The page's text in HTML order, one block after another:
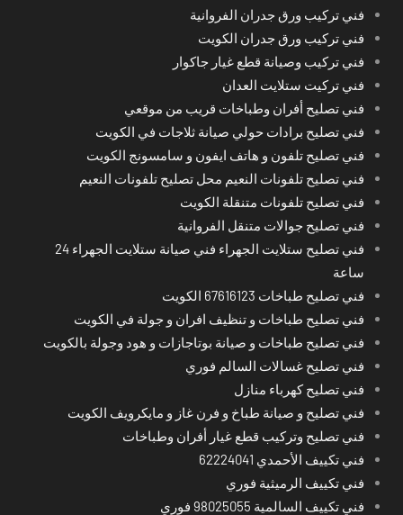
فني تركيب ورق جدران الفروانية
فني تركيب ورق جدران الكويت
فني تركيب وصيانة قطع غيار جاكوار
فني تركيت ستلايت العدان
فني تصليح أفران وطباخات قريب من موقعي
فني تصليح برادات حولي صيانة ثلاجات في الكويت
فني تصليح تلفون و هاتف ايفون و سامسونج الكويت
فني تصليح تلفونات النعيم محل تصليح تلفونات النعيم
فني تصليح تلفونات متنقلة الكويت
فني تصليح جوالات متنقل الفروانية
فني تصليح ستلايت الجهراء فني صيانة ستلايت الجهراء 24
ساعة
فني تصليح طباخات 67616123 الكويت
فني تصليح طباخات و تنظيف افران و جولة في الكويت
فني تصليح طباخات و صيانة بوتاجازات و هود وجولة بالكويت
فني تصليح غسالات السالم فوري
فني تصليح كهرباء منازل
فني تصليح و صيانة طباخ و فرن غاز و مايكرويف الكويت
فني تصليح وتركيب قطع غيار أفران وطباخات
فني تكييف الأحمدي 62224041
فني تكييف الرميثية فوري
فني تكييف السالمية 98025055 فوري